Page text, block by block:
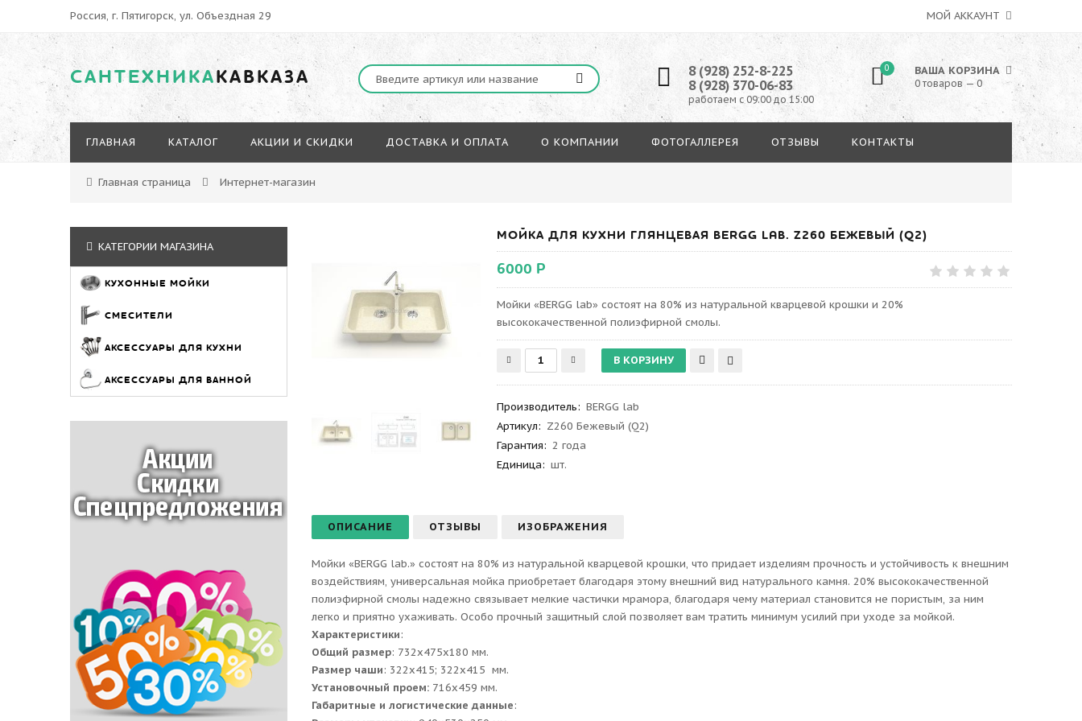
Россия, г. Пятигорск, ул. Объездная 29 МОЙ АККАУНТ
САНТЕХНИКАКАВКАЗА
8 (928) 252-8-225
8 (928) 370-06-83
работаем с 09:00 до 15:00
0 ВАША КОРЗИНА
0 товаров — 0
ГЛАВНАЯ КАТАЛОГ АКЦИИ И СКИДКИ ДОСТАВКА И ОПЛАТА О КОМПАНИИ ФОТОГАЛЛЕРЕЯ ОТЗЫВЫ КОНТАКТЫ
Главная страница Интернет-магазин
МОЙКА ДЛЯ КУХНИ ГЛЯНЦЕВАЯ BERGG LAB. Z260 БЕЖЕВЫЙ (Q2)
6000 Р
Мойки «BERGG lab» состоят на 80% из натуральной кварцевой крошки и 20%
высококачественной полиэфирной смолы.
Производитель: BERGG lab
Артикул: Z260 Бежевый (Q2)
Гарантия: 2 года
Единица: шт.
ОПИСАНИЕ ОТЗЫВЫ ИЗОБРАЖЕНИЯ
Мойки «BERGG lab.» состоят на 80% из натуральной кварцевой крошки, что придает изделиям прочность и устойчивость к внешним
воздействиям, универсальная мойка приобретает благодаря этому внешний вид натурального камня. 20% высококачественной
полиэфирной смолы надежно связывает мелкие частички мрамора, благодаря чему материал становится не пористым, за ним
легко и приятно ухаживать. Особо прочный защитный слой позволяет вам тратить минимум усилий при уходе за мойкой.
Характеристики:
Общий размер: 732x475x180 мм.
Размер чаши: 322x415; 322x415 мм.
Установочный проем: 716x459 мм.
Габаритные и логистические данные:
КАТЕГОРИИ МАГАЗИНА
КУХОННЫЕ МОЙКИ
СМЕСИТЕЛИ
АКСЕССУАРЫ ДЛЯ КУХНИ
АКСЕССУАРЫ ДЛЯ ВАННОЙ